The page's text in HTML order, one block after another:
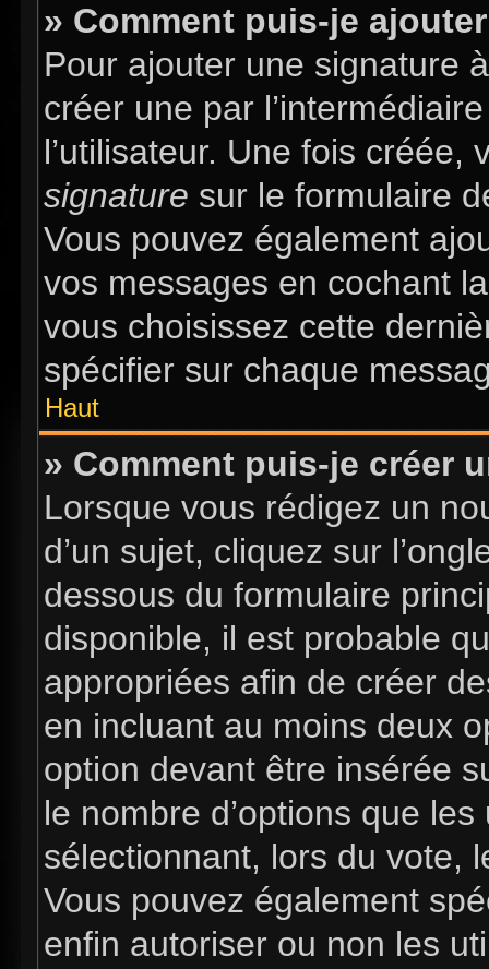
» Comment puis-je
Pour ajouter une signature
créer une par
l’utilisateur. Une fois
signature sur le formulaire
Vous pouvez également
vos messages en cochant
vous choisissez cette
spécifier sur chaque
Haut
» Comment puis-je créer
Lorsque vous rédigez un
d’un sujet, cliquez sur
dessous du formulaire
disponible, il est probable
appropriées afin de créer
en incluant au moins deux
option devant être insérée
le nombre d’options que
sélectionnant, lors du vote,
Vous pouvez également
enfin autoriser ou non les